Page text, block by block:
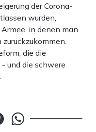
der Corona-
wurden,
in denen man
die die
und die schwere